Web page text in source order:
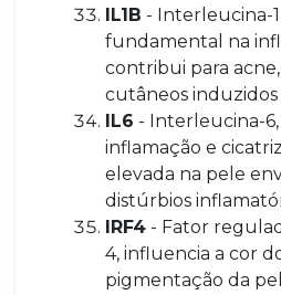
IL1B - Interleucina-
fundamental na
contribui para
cutâneos induzidos
IL6 - Interleucina-
inflamação e
elevada na pele
distúrbios
IRF4 - Fator
4, influencia a cor
pigmentação da